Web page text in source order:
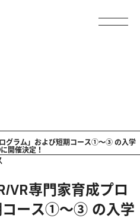
グラム」および短期コース①～③ の入学
開催決定！
VR専門家育成プロ
コース①～③ の入学